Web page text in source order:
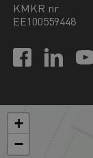
KMKR nr
EE100559448
+
−